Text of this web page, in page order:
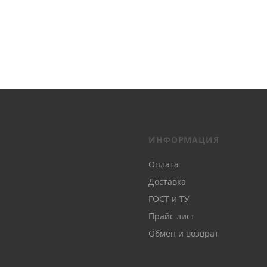
ИНФОРМАЦИЯ
Оплата
Доставка
ГОСТ и ТУ
Прайс лист
Обмен и возврат